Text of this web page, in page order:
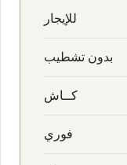
للإيجار
بدون تشطيب
كــاش
فوري